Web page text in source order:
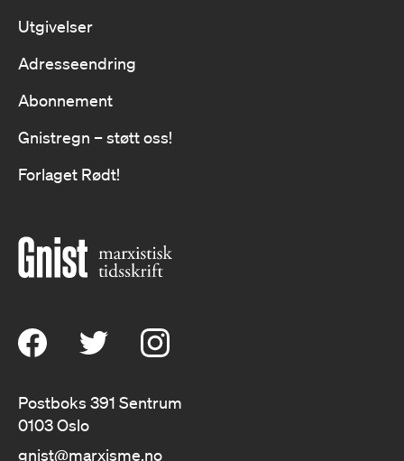
Utgivelser
Adresseendring
Abonnement
Gnistregn – støtt oss!
Forlaget Rødt!
Postboks 391 Sentrum
0103 Oslo
gnist@marxisme.no